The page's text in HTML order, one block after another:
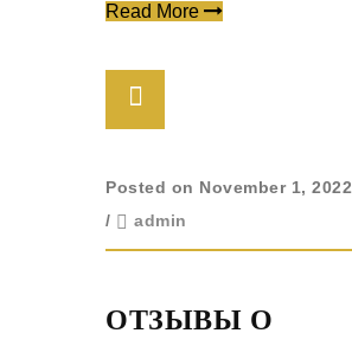
Read More
Posted on November 1, 2022
/
admin
ОТЗЫВЫ О